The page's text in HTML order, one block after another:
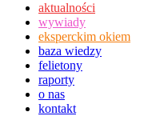
aktualności
wywiady
eksperckim okiem
baza wiedzy
felietony
raporty
o nas
kontakt